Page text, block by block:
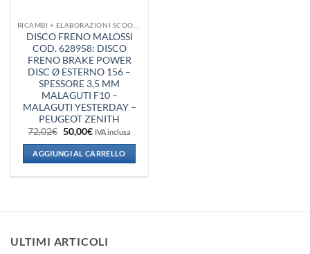
DISCO FRENO MALOSSI
COD. 628958: DISCO
FRENO BRAKE POWER
DISC Ø ESTERNO 156 –
SPESSORE 3,5 MM
MALAGUTI F10 –
MALAGUTI YESTERDAY –
PEUGEOT ZENITH
72,02€ Il
prezzo
originale
era:
72,02€.
50,00€Il
attuale
è:
50,00€.
IVA inclusa
AGGIUNGI AL CARRELLO
ULTIMI ARTICOLI